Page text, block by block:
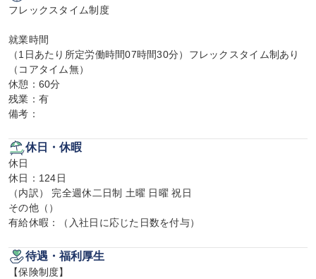
フレックスタイム制度
就業時間
（1日あたり所定労働時間07時間30分）フレックスタイム制あり
（コアタイム無）
休憩：60分
残業：有
備考：
休日・休暇
休日
休日：124日
（内訳） 完全週休二日制 土曜 日曜 祝日
その他（）
有給休暇：（入社日に応じた日数を付与）
待遇・福利厚生
【保険制度】